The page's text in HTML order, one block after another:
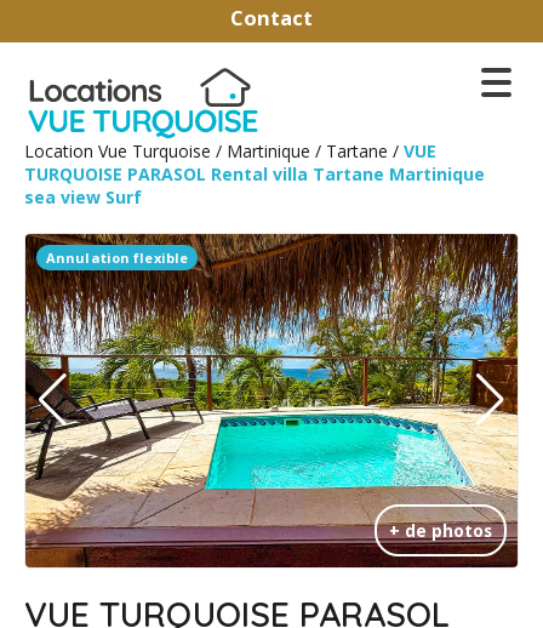
Contact
Location Vue Turquoise / Martinique / Tartane / VUE
TURQUOISE PARASOL Rental villa Tartane Martinique
sea view Surf
+ de photos
Annulation flexible
VUE TURQUOISE PARASOL